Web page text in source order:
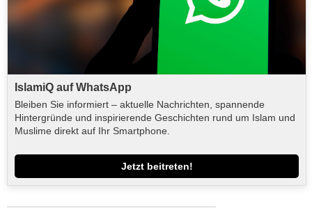
IslamiQ auf WhatsApp
Bleiben Sie informiert – aktuelle Nachrichten, spannende
Hintergründe und inspirierende Geschichten rund um Islam und
Muslime direkt auf Ihr Smartphone.
Jetzt beitreten!